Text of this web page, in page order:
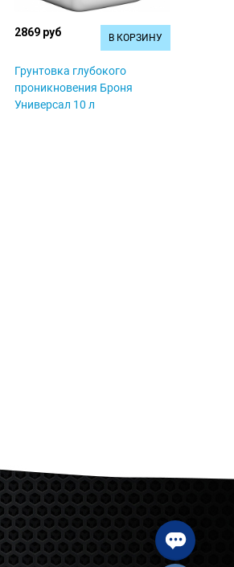
2869 руб В КОРЗИНУ
Грунтовка глубокого
проникновения Броня
Универсал 10 л